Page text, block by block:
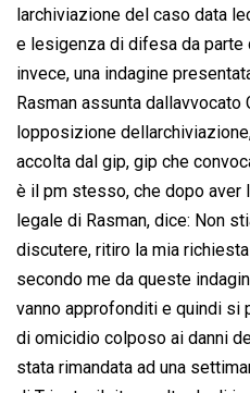
larchiviazione del caso data
e lesigenza di difesa da
invece, una indagine
Rasman assunta
lopposizione
accolta dal gip, gip che
è il pm stesso, che dopo aver
legale di Rasman, dice: Non
discutere, ritiro la mia
secondo me da queste
vanno approfonditi e quindi si
di omicidio colposo ai danni
stata rimandata ad una